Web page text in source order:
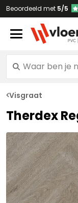
Beoordeeld met 5/5
Visgraat
Therdex